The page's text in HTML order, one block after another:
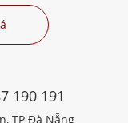
190 191
TP Đà Nẵng